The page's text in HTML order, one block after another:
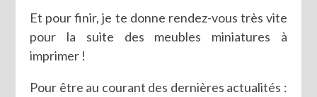
Et pour finir, je te donne rendez-vous très vite
pour la suite des meubles miniatures à
imprimer !
Pour être au courant des dernières actualités :